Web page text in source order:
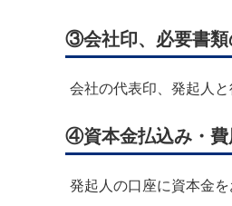
③会社印、必要書類
会社の代表印、発起人
④資本金払込み・費
発起人の口座に資本金を